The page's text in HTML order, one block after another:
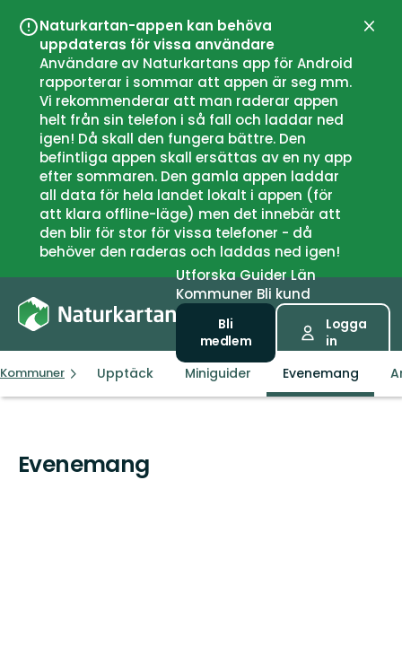
Naturkartan-appen kan behöva
uppdateras för vissa användare
Användare av Naturkartans app för Android
rapporterar i sommar att appen är seg mm.
Vi rekommenderar att man raderar appen
helt från sin telefon i så fall och laddar ned
igen! Då skall den fungera bättre. Den
befintliga appen skall ersättas av en ny app
efter sommaren. Den gamla appen laddar
all data för hela landet lokalt i appen (för
att klara offline-läge) men det innebär att
den blir för stor för vissa telefoner - då
behöver den raderas och laddas ned igen!
UtforskaGuiderLän
Kommuner Bli kund
Bli
medlem
Logga
in
Kommuner Timrå
Upptäck Miniguider Evenemang
Evenemang